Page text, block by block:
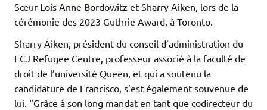
Sœur Lois Anne Bordowitz et Sharry Aiken, lors de la
cérémonie des 2023 Guthrie Award, à Toronto.
Sharry Aiken, président du conseil d’administration du
FCJ Refugee Centre, professeur associé à la faculté de
droit de l’université Queen, et qui a soutenu la
candidature de Francisco, s’est également souvenue de
lui. “Grâce à son long mandat en tant que codirecteur du